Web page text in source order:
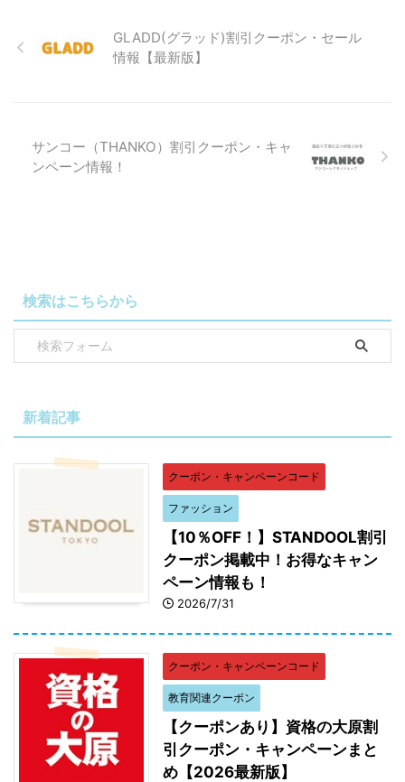
GLADD(グラッド)割引クーポン・セール
情報【最新版】
サンコー（THANKO）割引クーポン・キャ
ンペーン情報！
検索はこちらから
新着記事
クーポン・キャンペーンコード
ファッション
【10％OFF！】STANDOOL割引
クーポン掲載中！お得なキャン
ペーン情報も！
2026/7/31
クーポン・キャンペーンコード
教育関連クーポン
【クーポンあり】資格の大原割
引クーポン・キャンペーンまと
め【2026最新版】